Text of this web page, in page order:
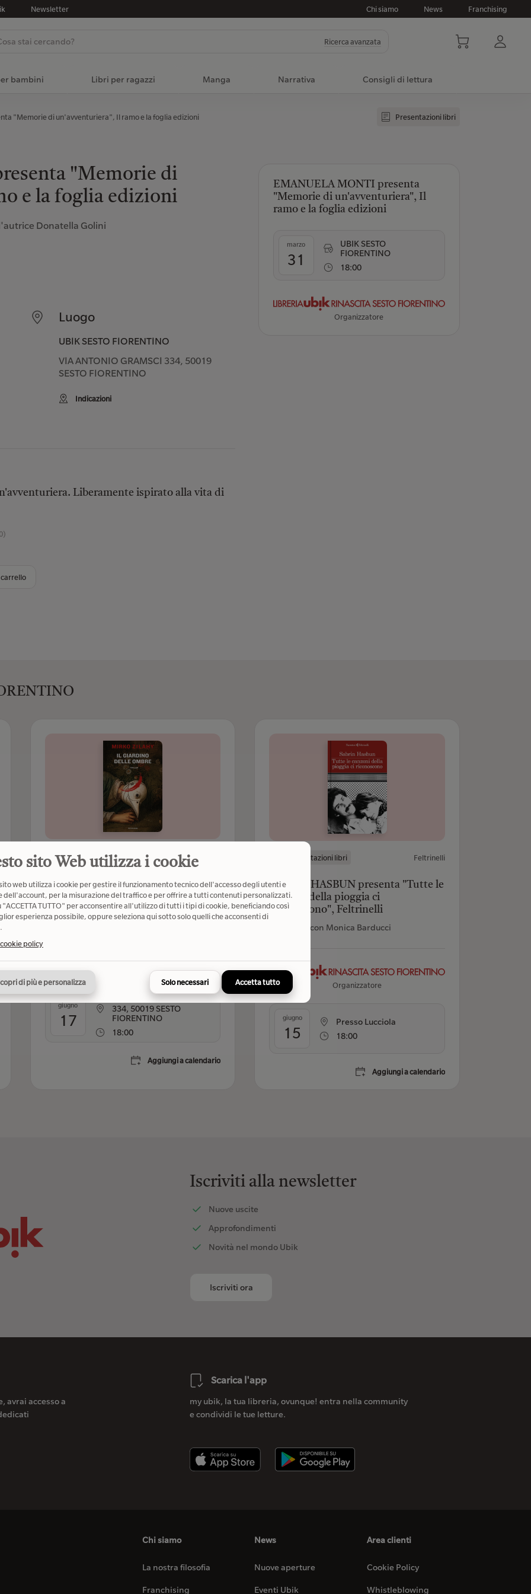
Newsletter Chi siamo News Franchising
Ricerca avanzata
bambini Libri per ragazzi Manga Narrativa Consigli di lettura
"Memorie di un'avventuriera", Il ramo e la foglia edizioni Presentazioni libri
"Memorie di
e la foglia edizioni
Donatella Golini
Luogo
UBIK SESTO FIORENTINO
VIA ANTONIO GRAMSCI 334, 50019
SESTO FIORENTINO
Indicazioni
EMANUELA MONTI presenta
"Memorie di un'avventuriera", Il
ramo e la foglia edizioni
marzo
31
UBIK SESTO
FIORENTINO
18:00
Organizzatore
Liberamente ispirato alla vita di
Presentazioni libri Mondadori
MIRKO ZILAHY presenta "Il
giardino delle ombre", Mondadori
In dialogo con Elena Andreini e Sandra Nistri
Organizzatore
giugno
17
VIA ANTONIO GRAMSCI
334, 50019 SESTO
FIORENTINO
18:00
Aggiungi a calendario
Presentazioni libri Feltrinelli
SABRIN HASBUN presenta "Tutte le
canzoni della pioggia ci
riconoscono", Feltrinelli
In dialogo con Monica Barducci
Organizzatore
giugno
15
Presso Lucciola
18:00
Aggiungi a calendario
Iscriviti alla newsletter
Nuove uscite
Approfondimenti
Novità nel mondo Ubik
Iscriviti ora
avrai accesso a
Scarica l'app
my ubik, la tua libreria, ovunque! entra nella community
e condividi le tue letture.
Chi siamo
La nostra filosofia
Franchising
News
Nuove aperture
Eventi Ubik
Area clienti
Cookie Policy
Whistleblowing
sito Web utilizza i cookie
web utilizza i cookie per gestire il funzionamento tecnico dell'accesso degli utenti e
dell'account, per la misurazione del traffico e per offrire a tutti contenuti personalizzati.
"ACCETTA TUTTO" per acconsentire all'utilizzo di tutti i tipi di cookie, beneficiando così
esperienza possibile, oppure seleziona qui sotto solo quelli che acconsenti di
policy
di più e personalizza Solo necessari Accetta tutto